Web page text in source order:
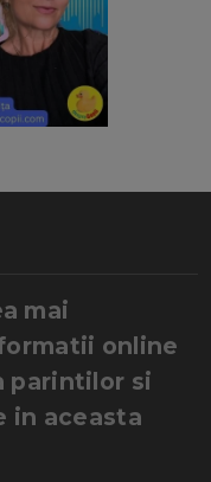
mai
online
parintilor si
in aceasta